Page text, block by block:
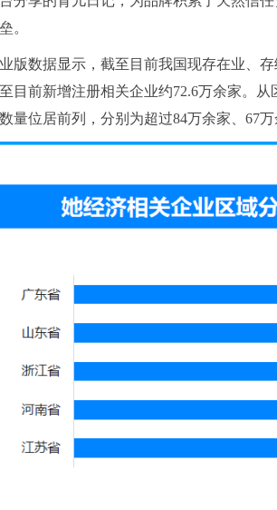
。
版数据显示，截至目前我国现存在业、
目前新增注册相关企业约72.6万余家。
量位居前列，分别为超过84万余家、67